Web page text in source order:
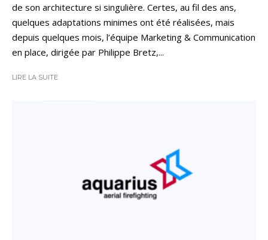
de son architecture si singulière. Certes, au fil des ans,
quelques adaptations minimes ont été réalisées, mais
depuis quelques mois, l’équipe Marketing & Communication
en place, dirigée par Philippe Bretz,...
LIRE LA SUITE